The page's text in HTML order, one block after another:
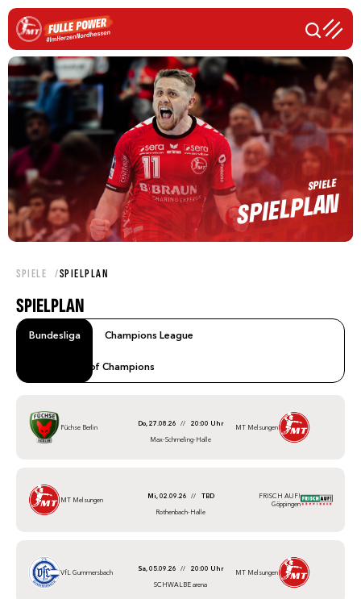
SPIELE
SPIELPLAN
SPIELE SPIELPLAN
SPIELPLAN
Bundesliga Champions League
Tournament of Champions
Füchse Berlin Do, 27.08.26 //
20:00 Uhr
Max-Schmeling-Halle
MT Melsungen
MT Melsungen Mi, 02.09.26 //
TBD
Rothenbach-Halle
FRISCH AUF!
Göppingen
VfL Gummersbach Sa, 05.09.26 //
20:00 Uhr
SCHWALBE arena
MT Melsungen